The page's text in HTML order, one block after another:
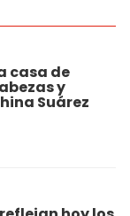
casa de
y
Suárez